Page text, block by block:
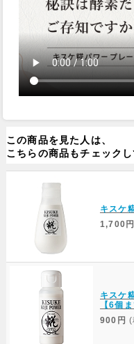
この商品を見た人は、
こちらの商品もチェックし
キスケ
1,700円
キスケ
【6個
900円 (